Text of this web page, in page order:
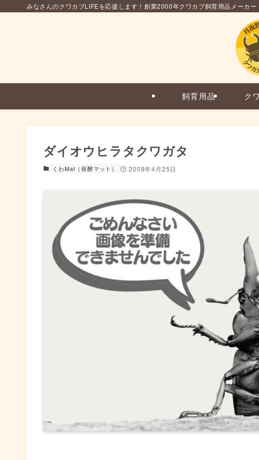
みなさんのクワカブLIFEを応援します！創業2000年クワカブ飼育用品メーカー
飼育用品 ク
ダイオウヒラタクワガタ
くわMat（発酵マット） 2008年4月25日